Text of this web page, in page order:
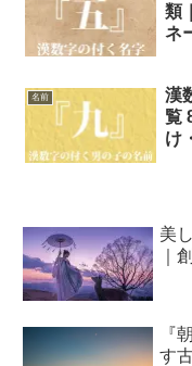
類
ネ
名前
漢
覧
け
美
｜
『
す